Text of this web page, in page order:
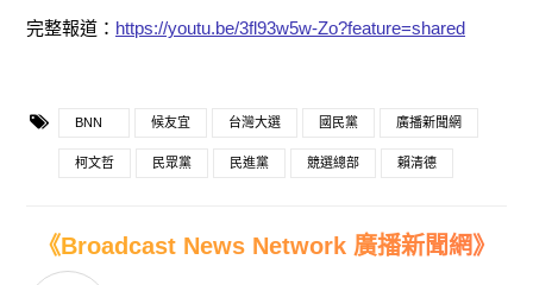
完整報道： https://youtu.be/3fl93w5w-Zo?feature=shared
BNN 候友宜 台灣大選 國民黨 廣播新聞網
柯文哲 民眾黨 民進黨 競選總部 賴清德
《Broadcast News Network 廣播新聞網》